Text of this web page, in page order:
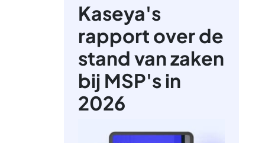
Kaseya's
rapport over de
stand van zaken
bij MSP's in
2026